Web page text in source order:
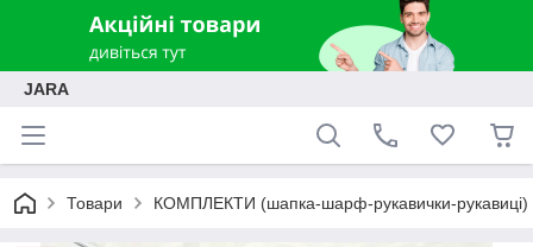
JARA
Товари КОМПЛЕКТИ (шапка-шарф-рукавички-рукавиці)